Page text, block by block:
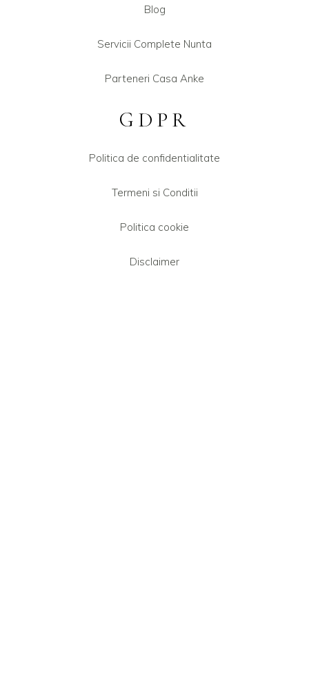
Blog
Servicii Complete Nunta
Parteneri Casa Anke
GDPR
Politica de confidentialitate
Termeni si Conditii
Politica cookie
Disclaimer